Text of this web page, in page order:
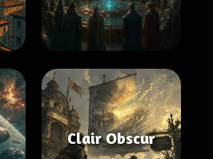
Clair Obscur